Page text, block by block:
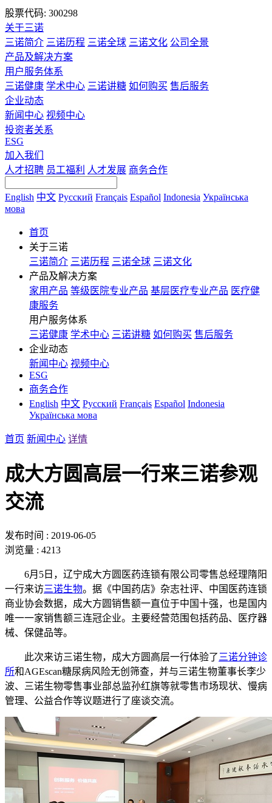
股票代码: 300298
关于三诺
三诺简介 三诺历程 三诺全球 三诺文化 公司全景
产品及解决方案
用户服务体系
三诺健康 学术中心 三诺讲糖 如何购买 售后服务
企业动态
新闻中心 视频中心
投资者关系
ESG
加入我们
人才招聘 员工福利 人才发展 商务合作
English 中文 Русский Français Español Indonesia Українська
мова
首页
关于三诺
三诺简介 三诺历程 三诺全球 三诺文化
产品及解决方案
家用产品 等级医院专业产品 基层医疗专业产品 医疗健
康服务
用户服务体系
三诺健康 学术中心 三诺讲糖 如何购买 售后服务
企业动态
新闻中心 视频中心
ESG
商务合作
English 中文 Русский Français Español Indonesia
Українська мова
首页 新闻中心 详情
成大方圆高层一行来三诺参观
交流
发布时间 : 2019-06-05
浏览量 : 4213
6月 5 日，辽宁成大方圆医药连锁有限公司零售总经理隋阳
一行来访三诺生物。据《中国药店》杂志社评、中国医药连锁
商业协会数据，成大方圆销售额一直位于中国十强，也是国内
唯一一家销售额三连冠企业。主要经营范围包括药品、医疗器
械、保健品等。
此次来访三诺生物，成大方圆高层一行体验了 三诺分钟诊
所和AGEscan糖尿病风险无创筛查，并与三诺生物董事长李少
波、三诺生物零售事业部总监孙红旗等就零售市场现状、慢病
管理、公益合作等议题进行了座谈交流。